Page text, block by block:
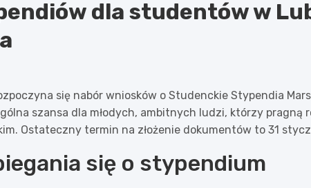
dla studentów w
się nabór wniosków o Studenckie Stypendia
szansa dla młodych, ambitnych ludzi, którzy
Ostateczny termin na złożenie dokumentów to 31
się o stypendium